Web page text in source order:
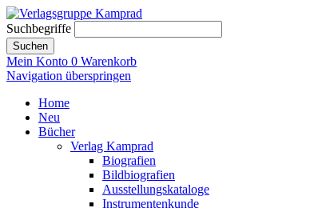
Suchbegriffe
Suchen
Mein Konto 0 Warenkorb
Navigation überspringen
Home
Neu
Bücher
Verlag Kamprad
Biografien
Bildbiografien
Ausstellungskataloge
Instrumentenkunde